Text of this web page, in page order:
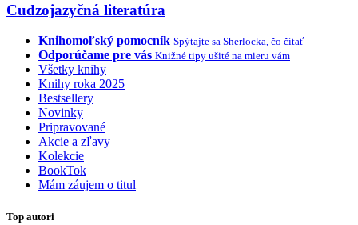
Cudzojazyčná literatúra
Knihomoľský pomocník Spýtajte sa Sherlocka, čo čítať
Odporúčame pre vás Knižné tipy ušité na mieru vám
Všetky knihy
Knihy roka 2025
Bestsellery
Novinky
Pripravované
Akcie a zľavy
Kolekcie
BookTok
Mám záujem o titul
Top autori